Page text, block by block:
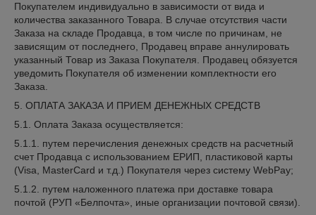
Покупателем индивидуально в зависимости от вида и
количества заказанного Товара. В случае отсутствия части
Заказа на складе Продавца, в том числе по причинам, не
зависящим от последнего, Продавец вправе аннулировать
указанный Товар из Заказа Покупателя. Продавец обязуется
уведомить Покупателя об изменении комплектности его
Заказа.
5. ОПЛАТА ЗАКАЗА И ПРИЕМ ДЕНЕЖНЫХ СРЕДСТВ
5.1. Оплата Заказа осуществляется:
5.1.1. путем перечисления денежных средств на расчетный
счет Продавца с использованием ЕРИП, пластиковой карты
(Visa, MasterCard и т.д.) Покупателя через систему WebPay;
5.1.2. путем наложенного платежа при доставке товара
почтой (РУП «Белпочта», иные организации почтовой связи).